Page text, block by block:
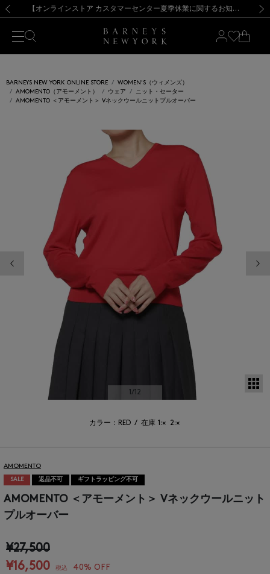
新規登録のお客様も対象！＜MY BARNEYS＞会員のお客様は11,000円（税込）以上のお買上げで常時送料無料！お買い物の際は会員登録を！
【夏季休業に伴う出荷一時停止のお知らせ】(2026.8.7) 【オンラインストア カスタマーセンター夏季休業に関するお知らせ】（2026.8.7）
【夏季休業に伴う返品・交換承り一時停止のお知らせ】（2026.8.5）
熊本県を中心とした地震の影響によるお荷物のお届けについて
【開催中】SUMMER SALEのご案内・ご注意事項 新規登録のお客様も対象！＜MY BARNEYS＞会員のお客様は11,000円（税込）以上のお買上げで常時送料無料！お買い物の際は会員登録を！
【夏季休業に伴う出荷一時停止のお知らせ】(2026.8.7)
BARNEYS NEW YORK ONLINE STORE
WOMEN'S（ウィメンズ）
AMOMENTO（アモーメント）
ウェア
ニット・セーター
AMOMENTO ＜アモーメント＞ Vネックウールニットプルオーバー
1/12
カラー：RED / 在庫 1:× 2:×
AMOMENTO
SALE 返品不可 ギフトラッピング不可
AMOMENTO ＜アモーメント＞ Vネックウールニット
プルオーバー
¥27,500
¥16,500
税込 40% OFF